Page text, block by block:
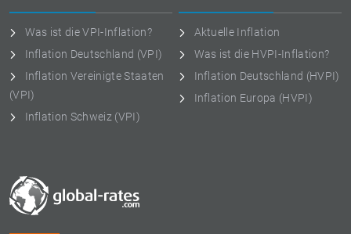
Was ist die VPI-Inflation?
Inflation Deutschland (VPI)
Inflation Vereinigte Staaten
(VPI)
Inflation Schweiz (VPI)
Aktuelle Inflation
Was ist die HVPI-Inflation?
Inflation Deutschland (HVPI)
Inflation Europa (HVPI)